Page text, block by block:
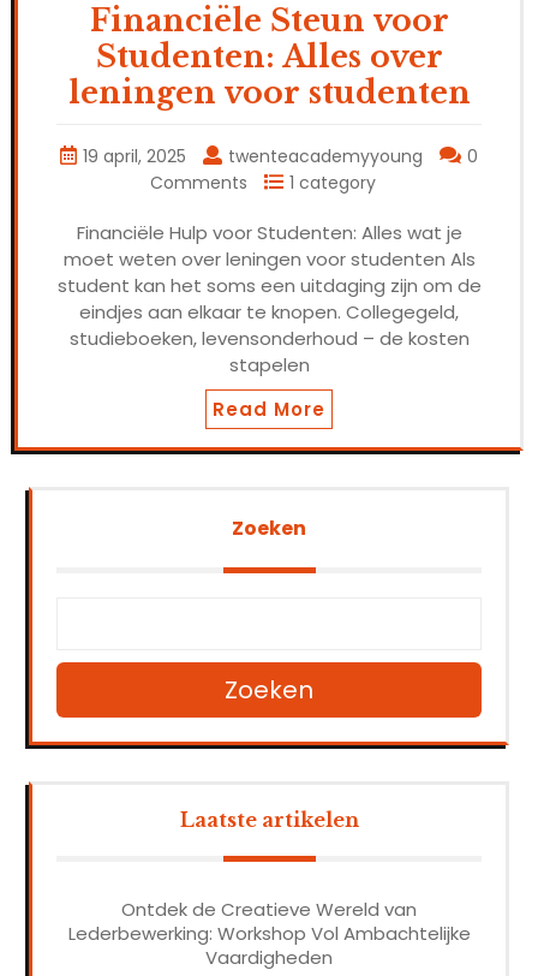
Financiële Steun voor
Studenten: Alles over
leningen voor studenten
19 april, 2025 twenteacademyyoung
0
Comments
1 category
Financiële Hulp voor Studenten: Alles wat je
moet weten over leningen voor studenten Als
student kan het soms een uitdaging zijn om de
eindjes aan elkaar te knopen. Collegegeld,
studieboeken, levensonderhoud – de kosten
stapelen
Read More
Zoeken
Zoeken
Laatste artikelen
Ontdek de Creatieve Wereld van
Lederbewerking: Workshop Vol Ambachtelijke
Vaardigheden